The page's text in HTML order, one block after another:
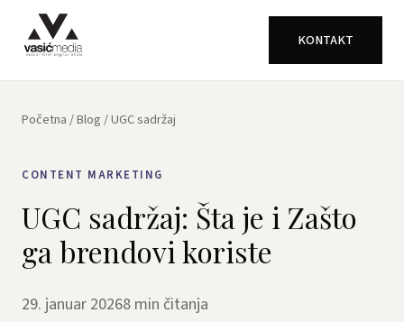
KONTAKT
Početna/Blog/ UGC sadržaj
CONTENT MARKETING
UGC sadržaj: Šta je i Zašto
ga brendovi koriste
29. januar 20268 min čitanja